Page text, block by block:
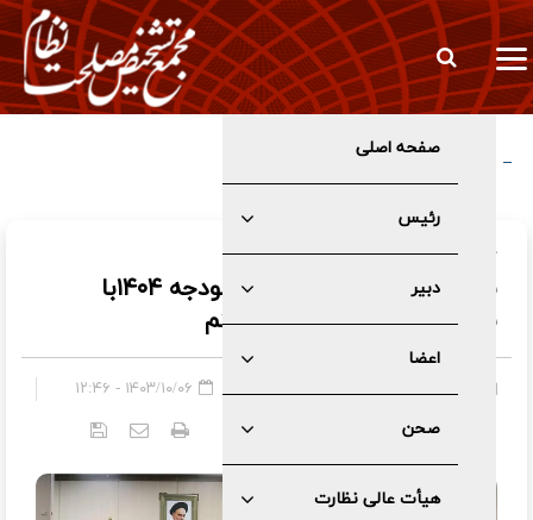
صفحه اصلی
رئیس
دبیر
اعضا
صحن
هیأت عالی نظارت
چراغ سبز هیئت عالی نظارت مجمع به سازوکار برگزاری جلسات مجلس
در شرایط اضطرار
در هیئت عالی نظارت صورت گرفت:
بررسی انطباق هشت محور بودجه ۱۴۰۴با
سیاست‌های کلی برنامه هفتم
هیأت عالی نظارت»اخبار
۱۴۰۳/۱۰/۰۶ - ۱۲:۴۶
کد خبر: